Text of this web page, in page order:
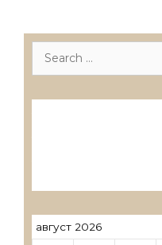
Search
август 2026